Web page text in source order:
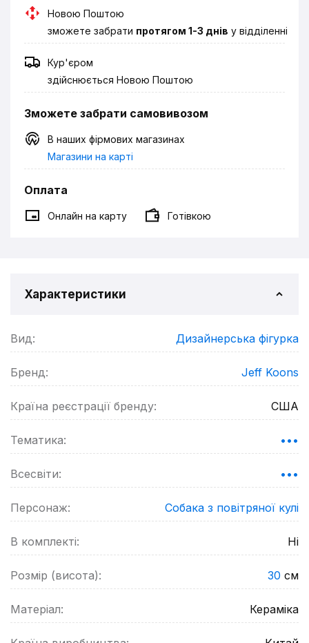
Новою Поштою
зможете забрати протягом 1-3 днів у відділенні
Кур'єром
здійснюється Новою Поштою
Зможете забрати самовивозом
В наших фірмових магазинах
Магазини на карті
Оплата
Онлайн на карту Готівкою
Характеристики
Вид: Дизайнерська фігурка
Бренд: Jeff Koons
Країна реєстрації бренду: США
Тематика: •••
Всесвіти: •••
Персонаж: Собака з повітряної кулі
В комплекті: Ні
Розмір (висота): 30 см
Матеріал: Кераміка